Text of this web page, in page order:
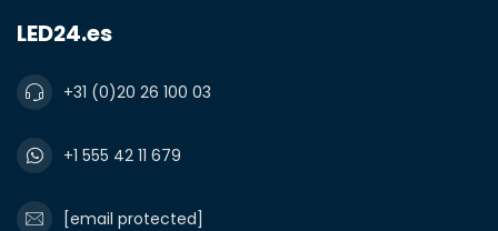
correo electrónico*
LED24.es
+31 (0)20 26 100 03
+1 555 42 11 679
[email protected]